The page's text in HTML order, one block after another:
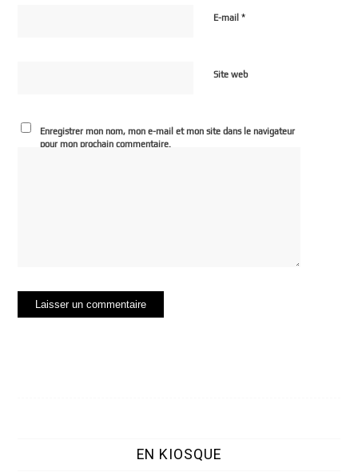
E-mail*
Site web
Enregistrer mon nom, mon e-mail et mon site dans le navigateur
pour mon prochain commentaire.
EN KIOSQUE